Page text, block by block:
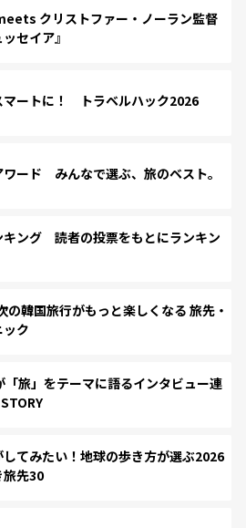
クリストファー・ノーラン監督
セイア』
マートに！ トラベルハック2026
ード みんなで選ぶ、旅のベスト。
キング 読者の投票をもとにランキン
韓国旅行がもっと楽しくなる 旅先・
ク
「旅」をテーマに語るインタビュー連
てみたい！地球の歩き方が選ぶ2026
旅先30